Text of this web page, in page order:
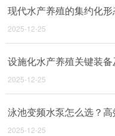
现代水产养殖的集约化
2025-12-25
设施化水产养殖关键装
2025-12-25
泳池变频水泵怎么选？
2025-12-25